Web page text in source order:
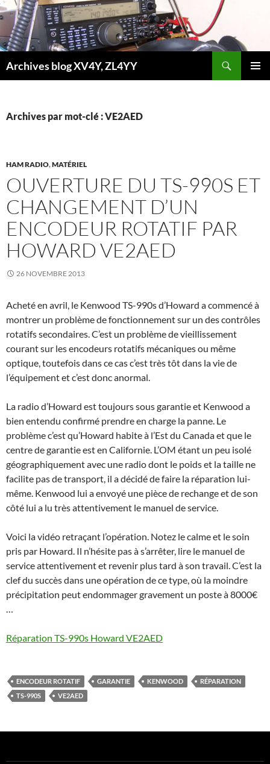
Aller
au
contenu
Archives blog XV4Y, ZL4YY
Archives par mot-clé : VE2AED
HAM RADIO,MATÉRIEL
OUVERTURE DU TS-990S ET
CHANGEMENT D’UN
ENCODEUR ROTATIF PAR
HOWARD VE2AED
26 NOVEMBRE 2013
Acheté en avril, le Kenwood TS-990s d’Howard a commencé à
montrer un problème de fonctionnement sur un des contrôles
rotatifs secondaires. C’est un problème de vieillissement
courant sur les encodeurs rotatifs mécaniques ou même
optique, toutefois dans ce cas c’est très tôt dans la vie de
l’équipement et c’est donc anormal.
La radio d’Howard est toujours sous garantie et Kenwood a
bien entendu confirmé prendre en charge la panne. Le
problème c’est qu’Howard habite à l’Est du Canada et que le
centre de garantie est en Californie. L’OM étant un peu isolé
géographiquement avec une radio dont le poids et la taille ne
facilite pas de transport, il a décidé de faire la réparation lui-
même. Kenwood lui a envoyé une pièce de rechange et de son
côté lui a lu très attentivement le manuel de service.
Voici la vidéo retraçant l’opération. Notez le calme et le soin
pris par Howard. Il n’hésite pas à s’arrêter, lire le manuel de
service attentivement et revenir plus tard à son travail. C’est la
clef du succès dans une opération de ce type, où la moindre
précipitation peut endommager gravement un poste à 8000€
…
Réparation TS-990s Howard VE2AED
ENCODEUR ROTATIF GARANTIE KENWOOD
RÉPARATION
TS-990S
VE2AED